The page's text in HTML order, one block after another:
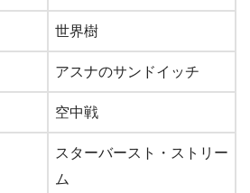
世界樹
アスナのサンドイッチ
空中戦
スターバースト・ストリー
ム